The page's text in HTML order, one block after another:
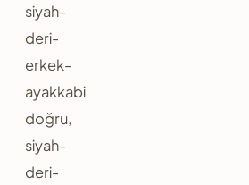
siyah-
deri-
erkek-
ayakkabi
doğru,
siyah-
deri-